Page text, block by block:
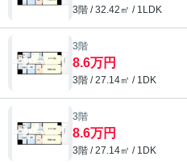
3階 / 32.42㎡ / 1LDK
3階
8.6万円
3階 / 27.14㎡ / 1DK
3階
8.6万円
3階 / 27.14㎡ / 1DK